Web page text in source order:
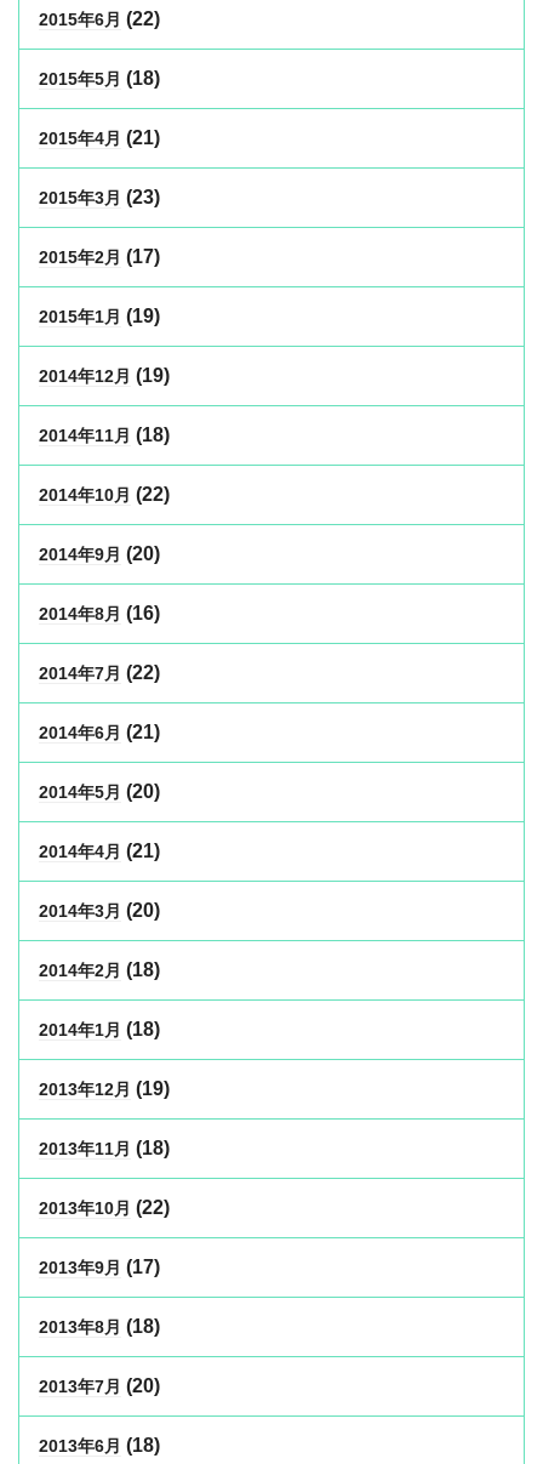
2015年6月 (22)
2015年5月 (18)
2015年4月 (21)
2015年3月 (23)
2015年2月 (17)
2015年1月 (19)
2014年12月 (19)
2014年11月 (18)
2014年10月 (22)
2014年9月 (20)
2014年8月 (16)
2014年7月 (22)
2014年6月 (21)
2014年5月 (20)
2014年4月 (21)
2014年3月 (20)
2014年2月 (18)
2014年1月 (18)
2013年12月 (19)
2013年11月 (18)
2013年10月 (22)
2013年9月 (17)
2013年8月 (18)
2013年7月 (20)
2013年6月 (18)